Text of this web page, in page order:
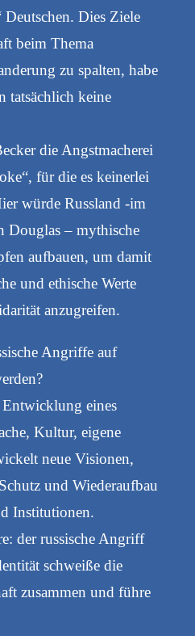
Deutschen. Dies Ziele
beim Thema
zu spalten, habe
tatsächlich keine
die Angstmacherei
für die es keinerlei
würde Russland -im
Douglas – mythische
aufbauen, um damit
und ethische Werte
anzugreifen.
Angriffe auf
eines
Kultur, eigene
neue Visionen,
und Wiederaufbau
Institutionen.
der russische Angriff
schweiße die
zusammen und führe